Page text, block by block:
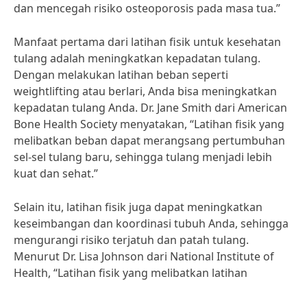
dan mencegah risiko osteoporosis pada masa tua.”
Manfaat pertama dari latihan fisik untuk kesehatan
tulang adalah meningkatkan kepadatan tulang.
Dengan melakukan latihan beban seperti
weightlifting atau berlari, Anda bisa meningkatkan
kepadatan tulang Anda. Dr. Jane Smith dari American
Bone Health Society menyatakan, “Latihan fisik yang
melibatkan beban dapat merangsang pertumbuhan
sel-sel tulang baru, sehingga tulang menjadi lebih
kuat dan sehat.”
Selain itu, latihan fisik juga dapat meningkatkan
keseimbangan dan koordinasi tubuh Anda, sehingga
mengurangi risiko terjatuh dan patah tulang.
Menurut Dr. Lisa Johnson dari National Institute of
Health, “Latihan fisik yang melibatkan latihan